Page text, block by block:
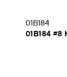
01B184
01B184